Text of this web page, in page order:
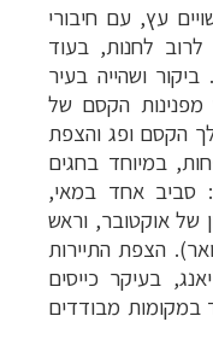
עץ, עם חיבורי
לחנות, בעוד
ביקור ושהייה בעיר
הקסם של
הקסם ופג והצפת
במיוחד בחגים
: סביב אחד במאי,
של אוקטובר, וראש
הצפת התיירות
בעיקר כייסים
במקומות מבודדים